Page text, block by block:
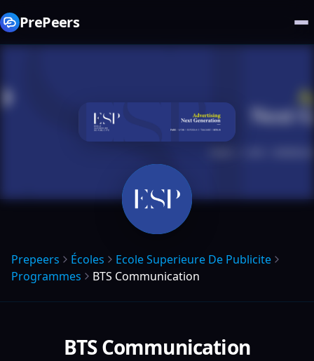
PrePeers
Prepeers Écoles
Ecole Superieure De Publicite
Programmes
BTS Communication
BTS Communication